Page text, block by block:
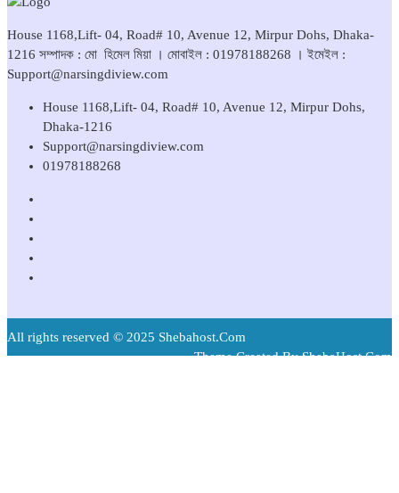
House 1168,Lift- 04, Road# 10, Avenue 12, Mirpur Dohs, Dhaka-
1216 সম্পাদক : মো হিমেল মিয়া । মোবাইল : 01978188268 । ইমেইল :
Support@narsingdiview.com
House 1168,Lift- 04, Road# 10, Avenue 12, Mirpur Dohs,
Dhaka-1216
Support@narsingdiview.com
01978188268
All rights reserved © 2025 Shebahost.Com
Theme Created By ShebaHost.Com